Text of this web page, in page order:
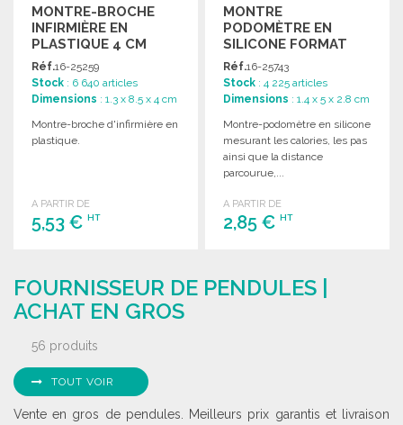
MONTRE-BROCHE
INFIRMIÈRE EN
PLASTIQUE 4 CM
Réf.16-25259
Stock : 6 640 articles
Dimensions : 1.3 x 8.5 x 4 cm
Montre-broche d'infirmière en
plastique.
A PARTIR DE
5,53 € HT
Demander un devis
MONTRE
PODOMÈTRE EN
SILICONE FORMAT
COMPACT
Réf.16-25743
Stock : 4 225 articles
Dimensions : 1.4 x 5 x 2.8 cm
Montre-podomètre en silicone
mesurant les calories, les pas
ainsi que la distance
parcourue,...
A PARTIR DE
2,85 €HT
Demander un devis
FOURNISSEUR DE PENDULES |
ACHAT EN GROS
56 produits
TOUT VOIR
Vente en gros de pendules. Meilleurs prix garantis et livraison